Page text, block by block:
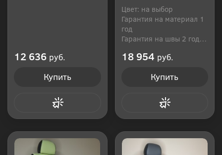
12 636 руб.
Купить
Цвет: на выбор
Гарантия на материал 1
год
Гарантия на швы 2 года
18 954 руб.
Купить